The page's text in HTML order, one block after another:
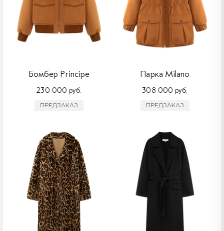
Бомбер Principe
230 000 руб.
ПРЕДЗАКАЗ
Парка Milano
308 000 руб.
ПРЕДЗАКАЗ